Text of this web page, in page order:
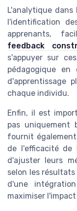
L'analytique
l'identification
apprenants,
feedback
s'appuyer sur
pédagogique en
d'apprentissage
chaque individu.
Enfin, il est
pas uniquement
fournit
de l'efficacité de
d'ajuster leurs
selon les
d'une
maximiser